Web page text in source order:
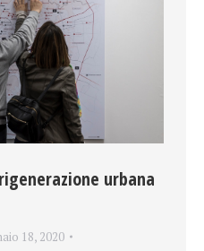
urbana
18, 2020